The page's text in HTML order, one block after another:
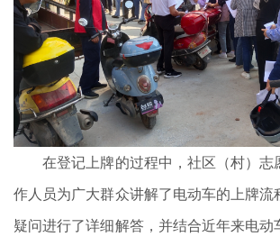
在登记上牌的过程中，社区（村）志
作人员为广大群众讲解了电动车的上牌流
疑问进行了详细解答，并结合近年来电动